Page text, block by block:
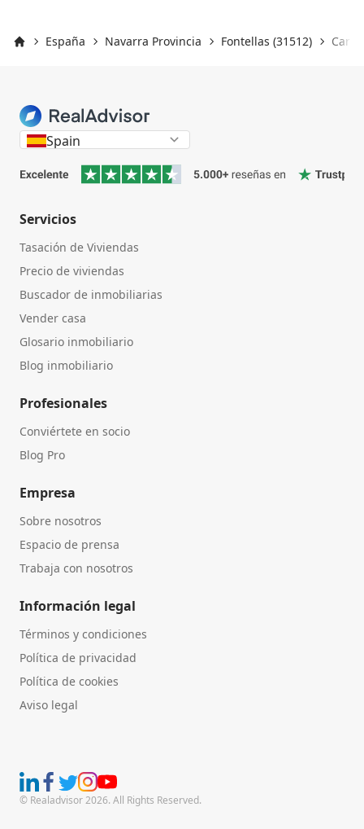
España Navarra Provincia Fontellas (31512)
Spain
Servicios
Tasación de Viviendas
Precio de viviendas
Buscador de inmobiliarias
Vender casa
Glosario inmobiliario
Blog inmobiliario
Profesionales
Conviértete en socio
Blog Pro
Empresa
Sobre nosotros
Espacio de prensa
Trabaja con nosotros
Información legal
Términos y condiciones
Política de privacidad
Política de cookies
Aviso legal
© Realadvisor 2026. All Rights Reserved.